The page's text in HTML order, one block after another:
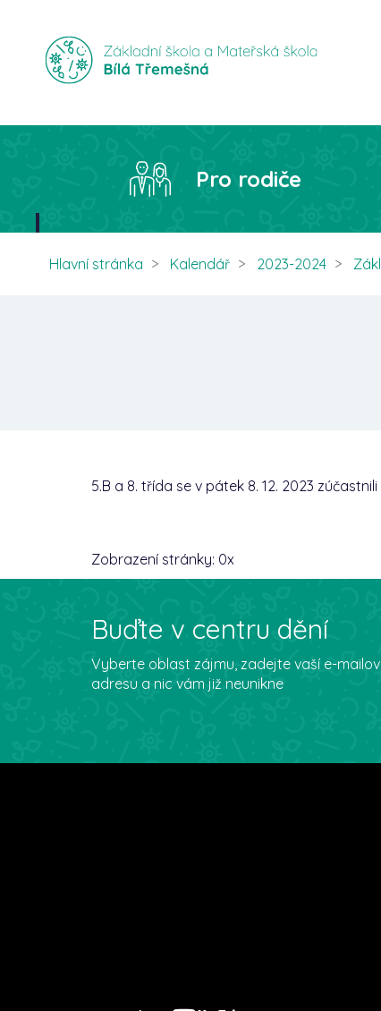
Pro rodiče
Hlavní stránka Kalendář 2023-2024
5.B a 8. třída se v pátek 8. 12. 2023
Zobrazení stránky: 0x
Buďte v centru dění
Vyberte oblast zájmu, zadejte vaší e-
adresu a nic vám již neunikne